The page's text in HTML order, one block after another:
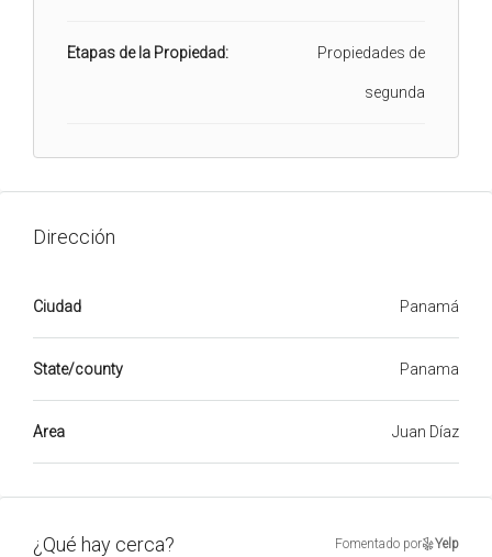
Etapas de la Propiedad: Propiedades de
segunda
Dirección
Ciudad Panamá
State/county Panama
Area Juan Díaz
¿Qué hay cerca? Fomentado por Yelp